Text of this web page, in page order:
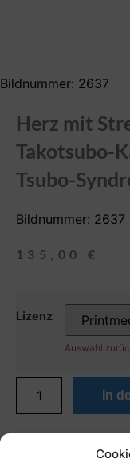
Bildnummer: 2637
Herz mit
Takotsubo-
Tsubo-
Bildnummer: 2637
135,00 €
Lizenz
Auswahl
In